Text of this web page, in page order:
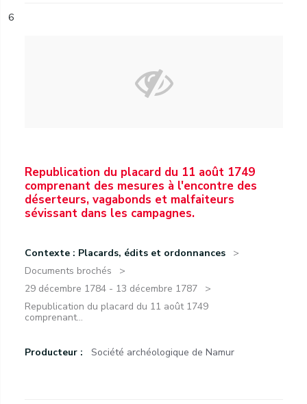
6
Republication du placard du 11 août 1749
comprenant des mesures à l'encontre des
déserteurs, vagabonds et malfaiteurs
sévissant dans les campagnes.
Contexte : Placards, édits et ordonnances
Documents brochés
29 décembre 1784 - 13 décembre 1787
Republication du placard du 11 août 1749
comprenant...
Producteur : Société archéologique de Namur